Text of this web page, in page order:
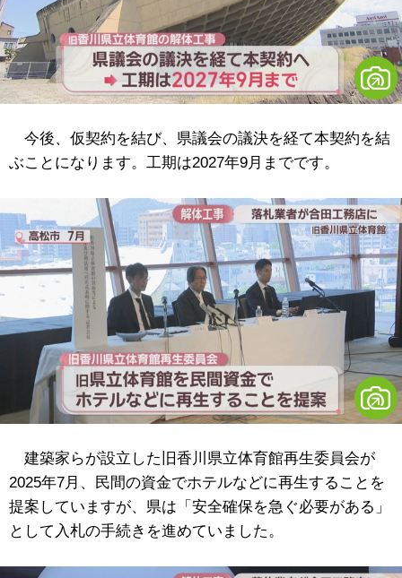
今後、仮契約を結び、県議会の議決を経て本契約を結
ぶことになります。工期は2027年9月までです。
建築家らが設立した旧香川県立体育館再生委員会が
2025年7月、民間の資金でホテルなどに再生することを
提案していますが、県は「安全確保を急ぐ必要がある」
として入札の手続きを進めていました。